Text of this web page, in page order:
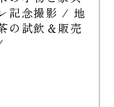
記念撮影 / 地
の試飲＆販売